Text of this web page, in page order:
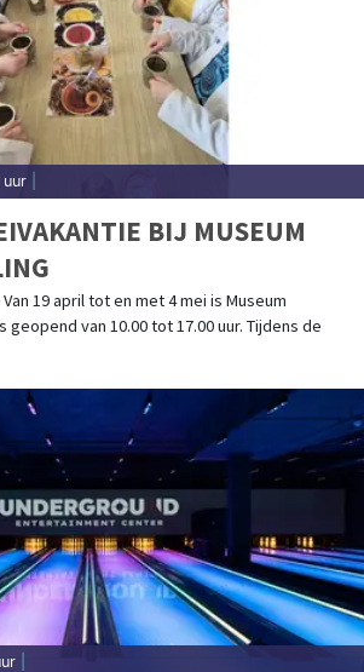
BIJ MUSEUM
Van 19 april tot en met 4 mei is Museum
van 10.00 tot 17.00 uur. Tijdens de